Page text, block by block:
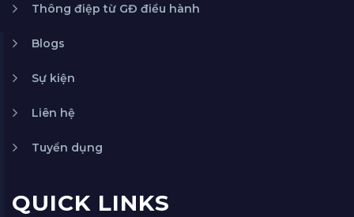
Thông điệp từ GĐ điều hành
Blogs
Sự kiện
Liên hệ
Tuyển dụng
QUICK LINKS